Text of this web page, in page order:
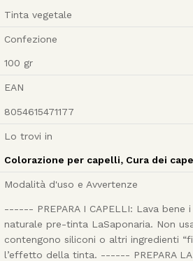
Tinta vegetale
Confezione
100 gr
EAN
8054615471177
Lo trovi in
Colorazione per capelli, Cura dei
Modalità d'uso e Avvertenze
------ PREPARA I CAPELLI: Lava
naturale pre-tinta LaSaponaria. Non
contengono siliconi o altri ingredienti
l’effetto della tinta. ------ PREPARA